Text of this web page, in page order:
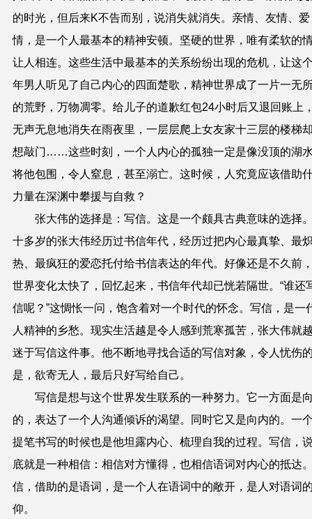
的时光，但后来K不告而别，说消失就消失。亲情、友情、爱
情，是一个人最基本的精神安顿。坚硬的世界，唯有柔软的
让人相连。这些生活中最基本的关系纷纷出现的危机，让这
年男人听见了自己内心的四面楚歌，精神世界成了一片一无
的荒野，万物凋零。给儿子的道歉红包24小时后又退回账上
无声无息地消失在雨夜里，一层层爬上女友家十三层的楼梯
想敲门……这些时刻，一个人内心的孤独一定是像没顶的湖
将他包围，令人窒息，甚至溺亡。这时候，人究竟应该借助
力量在深渊中攀援与自救？
张大伟的选择是：写信。这是一个颇具古典意味的选择
十多岁的张大伟经历过书信年代，经历过把内心最真挚、最
热、最疯狂的爱恋托付给书信表达的年代。好像还是不久前
世界变化太快了，回忆起来，书信年代却已恍若隔世。“谁还
信呢？”这惆怅一问，饱含着对一个时代的怀念。写信，是一
人精神的乡愁。现实生活越是令人感到荒寒孤苦，张大伟就
迷于写信这件事。他不断地寻找合适的写信对象，令人忧伤
是，欲寄无人，最后只好写给自己。
写信是想与这个世界发生联系的一种努力。它一方面是
的，表达了一个人沟通倾诉的渴望。同时它又是向内的。一
提笔书写的时候也是他坦露内心、梳理自我的过程。写信，
底就是一种相信： 相信对方懂得，也相信语词对内心的抵达
信，借助的是语词，是一个人在语词中的敞开，是人对语词
仰。